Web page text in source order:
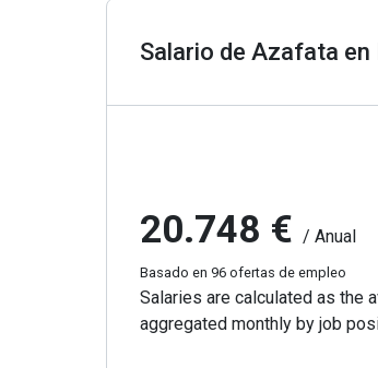
Salario de Azafata en
20.748 € / Anual
Basado en 96 ofertas de empleo
Salaries are calculated as the
aggregated monthly by job